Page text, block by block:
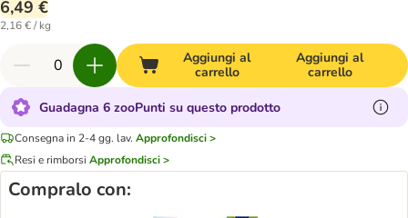
6,49 €
2,16 € / kg
Aggiungi al
carrello
Aggiungi al
carrello
Guadagna 6 zooPunti su questo prodotto
Consegna in 2-4 gg. lav. Approfondisci >
Resi e rimborsi Approfondisci >
Compralo con: